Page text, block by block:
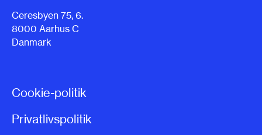
Ceresbyen 75, 6.
8000 Aarhus C
Danmark
Cookie-politik
Privatlivspolitik